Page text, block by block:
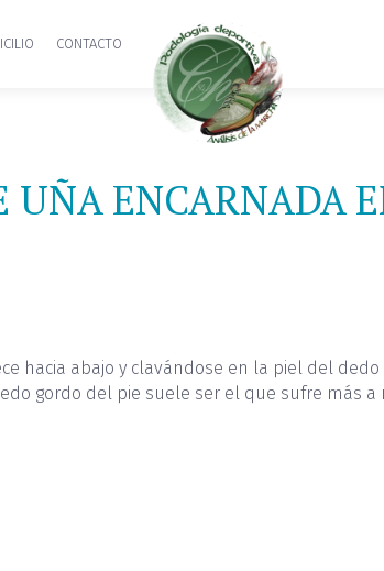
CONTACTO
UÑA ENCARNADA
hacia abajo y clavándose en la piel del dedo
gordo del pie suele ser el que sufre más